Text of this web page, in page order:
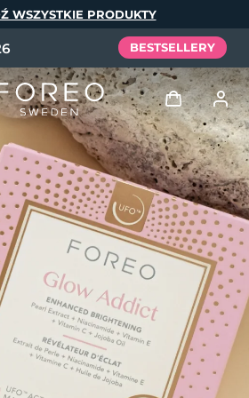
WSZYSTKIE PRODUKTY
BESTSELLERY
Zaloguj
Profil użytkownika
Moje urządzenia
Moje zamówienia
Moje adresy
Moje subskrypcje
Tech Elixir
Set
Español
Português
Русский
体中文 繁體中文